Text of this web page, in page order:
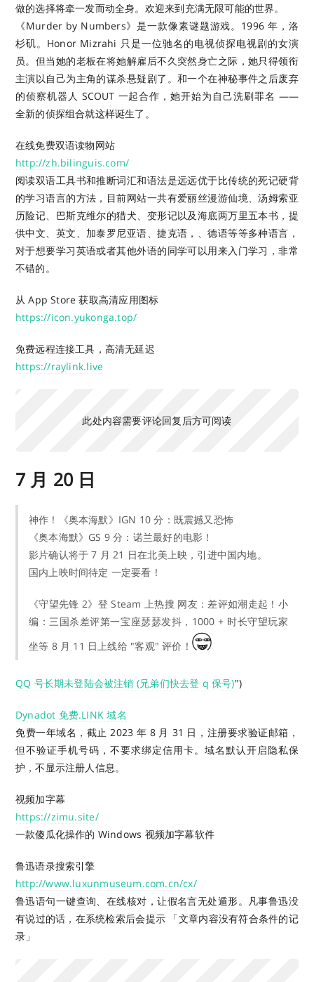
做的选择将牵一发而动全身。欢迎来到充满无限可能的世界。
《Murder by Numbers》是一款像素谜题游戏。1996 年，洛
杉矶。Honor Mizrahi 只是一位驰名的电视侦探电视剧的女演
员。但当她的老板在将她解雇后不久突然身亡之际，她只得领衔
主演以自己为主角的谋杀悬疑剧了。和一个在神秘事件之后废弃
的侦察机器人 SCOUT 一起合作，她开始为自己洗刷罪名 ——
全新的侦探组合就这样诞生了。
在线免费双语读物网站
http://zh.bilinguis.com/
阅读双语工具书和推断词汇和语法是远远优于比传统的死记硬背
的学习语言的方法，目前网站一共有爱丽丝漫游仙境、汤姆索亚
历险记、巴斯克维尔的猎犬、变形记以及海底两万里五本书，提
供中文、英文、加泰罗尼亚语、捷克语，、德语等等多种语言，
对于想要学习英语或者其他外语的同学可以用来入门学习，非常
不错的。
从 App Store 获取高清应用图标
https://icon.yukonga.top/
免费远程连接工具，高清无延迟
https://raylink.live
此处内容需要评论回复后方可阅读
7 月 20 日
神作！《奥本海默》IGN 10 分：既震撼又恐怖
《奥本海默》GS 9 分：诺兰最好的电影！
影片确认将于 7 月 21 日在北美上映，引进中国内地。
国内上映时间待定 一定要看！
《守望先锋 2》登 Steam 上热搜 网友：差评如潮走起！小
编：三国杀差评第一宝座瑟瑟发抖，1000 + 时长守望玩家
坐等 8 月 11 日上线给 "客观" 评价！
QQ 号长期未登陆会被注销 (兄弟们快去登 q 保号)")
Dynadot 免费.LINK 域名
免费一年域名，截止 2023 年 8 月 31 日，注册要求验证邮箱，
但不验证手机号码，不要求绑定信用卡。域名默认开启隐私保
护，不显示注册人信息。
视频加字幕
https://zimu.site/
一款傻瓜化操作的 Windows 视频加字幕软件
鲁迅语录搜索引擎
http://www.luxunmuseum.com.cn/cx/
鲁迅语句一键查询、在线核对，让假名言无处遁形。凡事鲁迅没
有说过的话，在系统检索后会提示 「文章内容没有符合条件的记
录」